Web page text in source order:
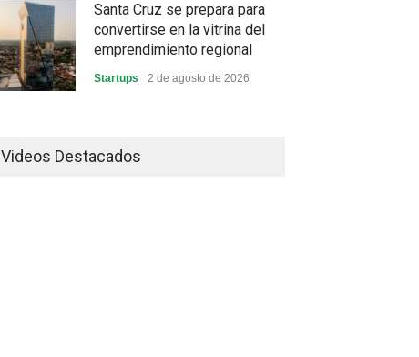
Santa Cruz se prepara para
convertirse en la vitrina del
emprendimiento regional
Startups 2 de agosto de 2026
industrial y el golpe puede
Videos Destacados